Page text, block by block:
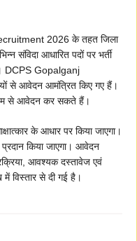
2026 के तहत जिला
संविदा आधारित पदों पर भर्ती
DCPS Gopalganj
से आवेदन आमंत्रित किए गए हैं।
से आवेदन कर सकते हैं।
के आधार पर किया जाएगा।
प्रदान किया जाएगा। आवेदन
आवश्यक दस्तावेज एवं
विस्तार से दी गई है।